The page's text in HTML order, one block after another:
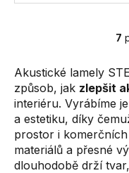
7
Akustické lamely
způsob, jak zlepšit
interiéru. Vyrábíme
a estetiku, díky
prostor i
materiálů a přesné
dlouhodobě drží